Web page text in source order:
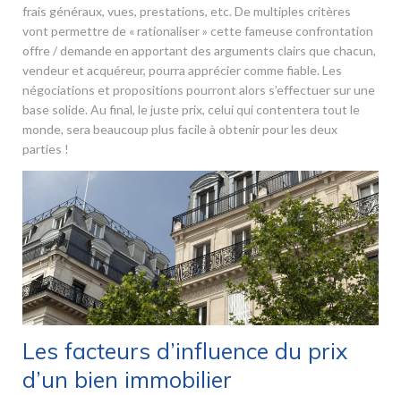
frais généraux, vues, prestations, etc. De multiples critères
vont permettre de « rationaliser » cette fameuse confrontation
offre / demande en apportant des arguments clairs que chacun,
vendeur et acquéreur, pourra apprécier comme fiable. Les
négociations et propositions pourront alors s’effectuer sur une
base solide. Au final, le juste prix, celui qui contentera tout le
monde, sera beaucoup plus facile à obtenir pour les deux
parties !
Les facteurs d’influence du prix
d’un bien immobilier